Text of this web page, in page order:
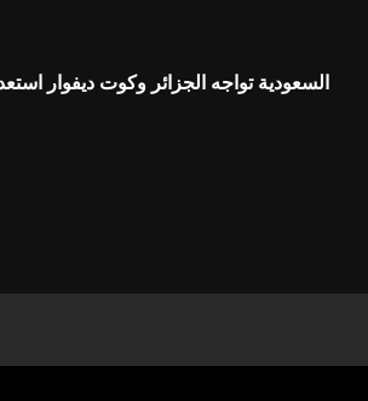
السعودية تواجه الجزائر وكوت ديفوار